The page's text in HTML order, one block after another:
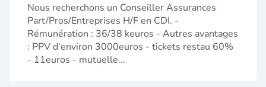
Nous recherchons un Conseiller Assurances
Part/Pros/Entreprises H/F en CDI. -
Rémunération : 36/38 keuros - Autres avantages
: PPV d'environ 3000euros - tickets restau 60%
- 11euros - mutuelle...